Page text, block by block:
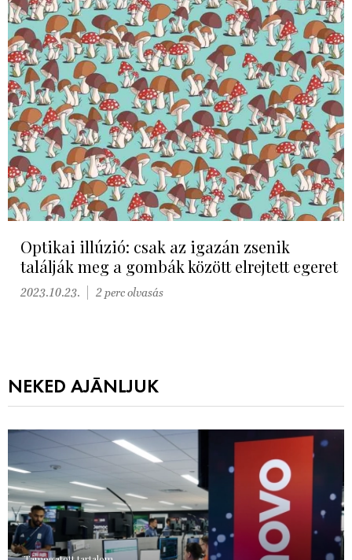
Optikai illúzió: csak az igazán zsenik
találják meg a gombák között elrejtett egeret
2023.10.23. 2 perc olvasás
NEKED AJÁNLJUK